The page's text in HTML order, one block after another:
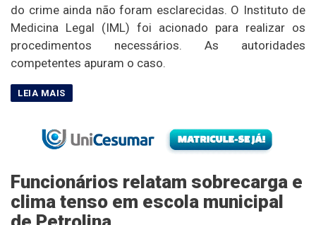
do crime ainda não foram esclarecidas. O Instituto de
Medicina Legal (IML) foi acionado para realizar os
procedimentos necessários. As autoridades
competentes apuram o caso.
Funcionários relatam sobrecarga e
clima tenso em escola municipal